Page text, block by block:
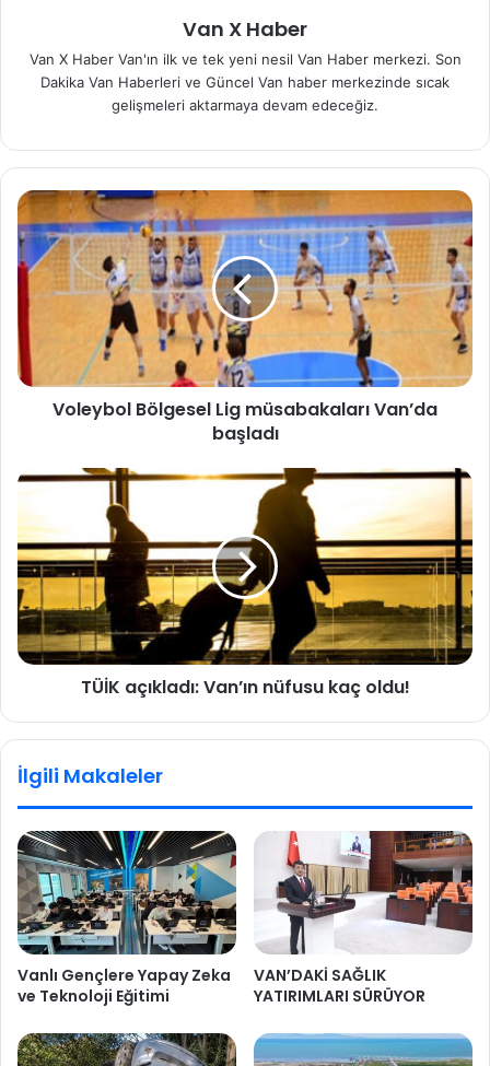
Van X Haber
Van X Haber Van'ın ilk ve tek yeni nesil Van Haber merkezi. Son
Dakika Van Haberleri ve Güncel Van haber merkezinde sıcak
gelişmeleri aktarmaya devam edeceğiz.
Voleybol Bölgesel Lig müsabakaları Van’da
başladı
TÜİK açıkladı: Van’ın nüfusu kaç oldu!
İlgili Makaleler
Vanlı Gençlere Yapay Zeka
ve Teknoloji Eğitimi
VAN’DAKİ SAĞLIK
YATIRIMLARI SÜRÜYOR